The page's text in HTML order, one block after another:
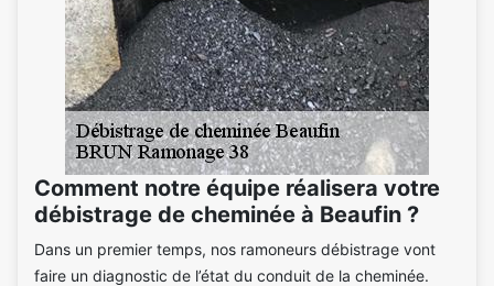
Comment notre équipe réalisera votre
débistrage de cheminée à Beaufin ?
Dans un premier temps, nos ramoneurs débistrage vont
faire un diagnostic de l’état du conduit de la cheminée.